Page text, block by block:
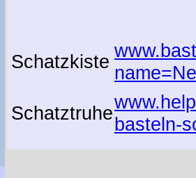
Schatzkiste
Schatztruhe
basteln-